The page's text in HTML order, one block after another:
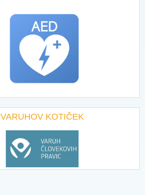
VARUHOV KOTIČEK